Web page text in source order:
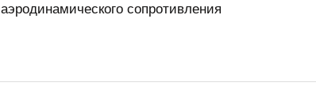
аэродинамического сопротивления